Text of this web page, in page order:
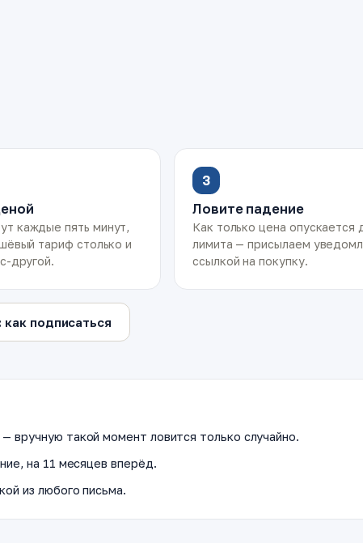
каждые пять минут,
тариф столько и
другой.
3
Ловите падение
Как только цена опускается
лимита — присылаем
ссылкой на покупку.
подписаться
вручную такой момент ловится только случайно.
на 11 месяцев вперёд.
из любого письма.